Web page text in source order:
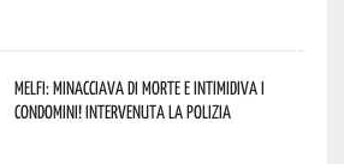
Melfi: minacciava di morte e intimidiva i
condomini! Intervenuta la Polizia